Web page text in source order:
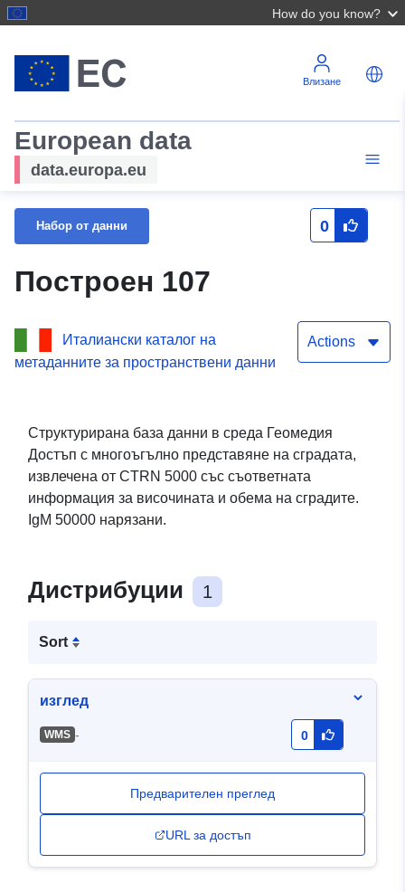
How do you know?
Влизане
European data
data.europa.eu
Набор от данни 0
Построен 107
Италиански каталог на
метаданните за пространствени данни
Actions
Структурирана база данни в среда Геомедия
Достъп с многоъгълно представяне на сградата,
извлечена от CTRN 5000 със съответната
информация за височината и обема на сградите.
IgM 50000 нарязани.
Дистрибуции 1
Sort
изглед
WMS - 0
Предварителен преглед
URL за достъп